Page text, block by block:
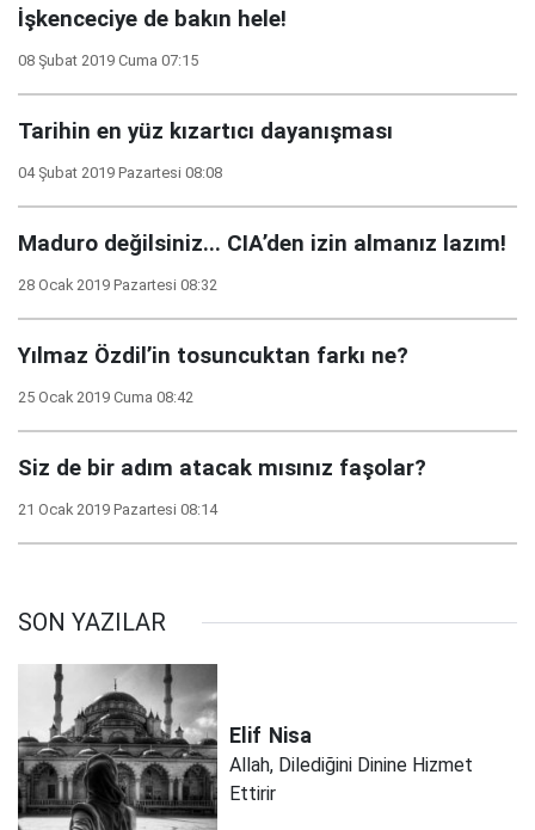
İşkenceciye de bakın hele!
08 Şubat 2019 Cuma 07:15
Tarihin en yüz kızartıcı dayanışması
04 Şubat 2019 Pazartesi 08:08
Maduro değilsiniz... CIA’den izin almanız lazım!
28 Ocak 2019 Pazartesi 08:32
Yılmaz Özdil’in tosuncuktan farkı ne?
25 Ocak 2019 Cuma 08:42
Siz de bir adım atacak mısınız faşolar?
21 Ocak 2019 Pazartesi 08:14
SON YAZILAR
Elif Nisa
Allah, Dilediğini Dinine Hizmet
Ettirir